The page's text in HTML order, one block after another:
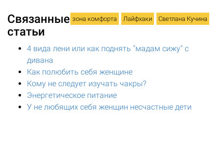
зона комфорта Лайфхаки Светлана Кучина
Связанные
статьи
4 вида лени или как поднять "мадам сижу" с
дивана
Как полюбить себя женщине
Кому не следует изучать чакры?
Энергетическое питание
У не любящих себя женщин несчастные дети